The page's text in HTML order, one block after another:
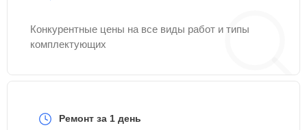
Конкурентные цены на все виды работ и типы
комплектующих
Ремонт за 1 день